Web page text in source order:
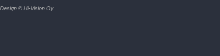
Design © Hi-Vision Oy